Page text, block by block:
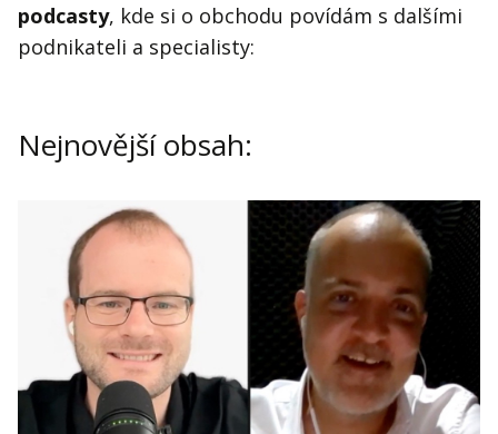
podcasty, kde si o obchodu povídám s dalšími
podnikateli a specialisty:
Nejnovější obsah: